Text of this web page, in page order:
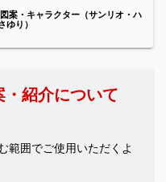
・キャラクター（サンリオ・ハ
ゆり）
・紹介について
範囲でご使用いただくよ